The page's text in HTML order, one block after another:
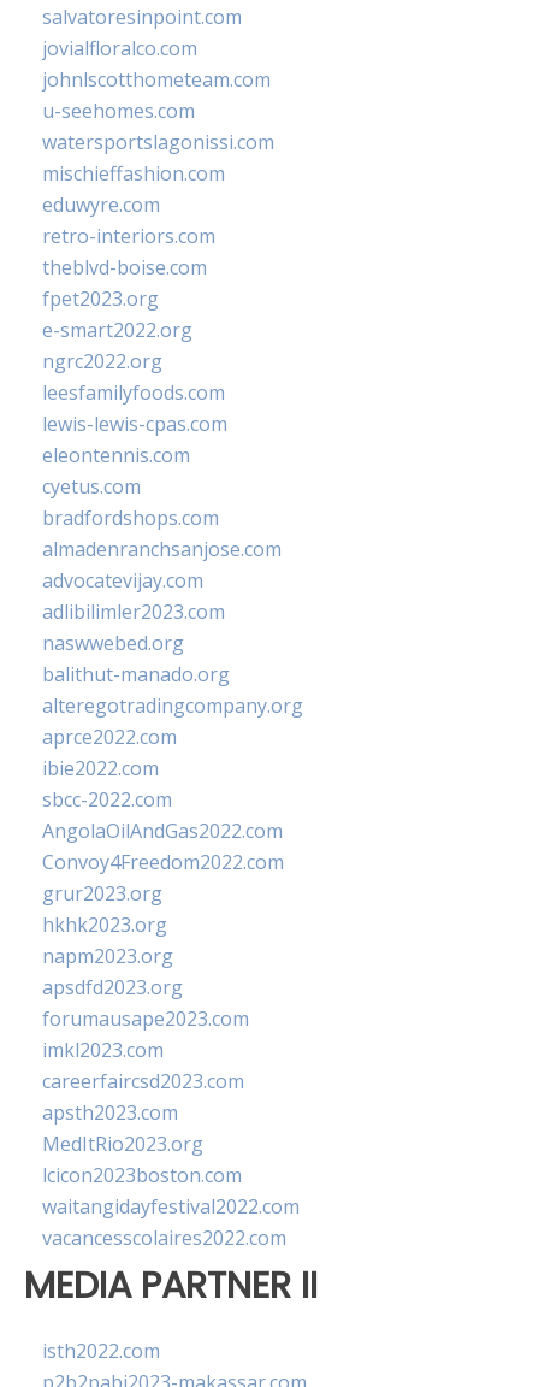
salvatoresinpoint.com
jovialfloralco.com
johnlscotthometeam.com
u-seehomes.com
watersportslagonissi.com
mischieffashion.com
eduwyre.com
retro-interiors.com
theblvd-boise.com
fpet2023.org
e-smart2022.org
ngrc2022.org
leesfamilyfoods.com
lewis-lewis-cpas.com
eleontennis.com
cyetus.com
bradfordshops.com
almadenranchsanjose.com
advocatevijay.com
adlibilimler2023.com
naswwebed.org
balithut-manado.org
alteregotradingcompany.org
aprce2022.com
ibie2022.com
sbcc-2022.com
AngolaOilAndGas2022.com
Convoy4Freedom2022.com
grur2023.org
hkhk2023.org
napm2023.org
apsdfd2023.org
forumausape2023.com
imkl2023.com
careerfaircsd2023.com
apsth2023.com
MedItRio2023.org
lcicon2023boston.com
waitangidayfestival2022.com
vacancesscolaires2022.com
MEDIA PARTNER II
isth2022.com